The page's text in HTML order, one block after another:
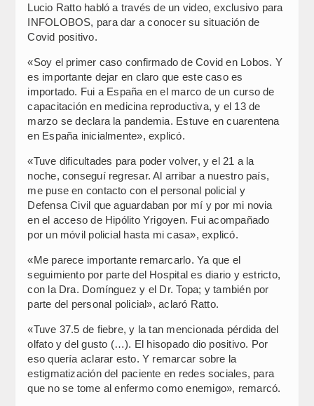
Lucio Ratto habló a través de un video, exclusivo para
INFOLOBOS, para dar a conocer su situación de
Covid positivo.
«Soy el primer caso confirmado de Covid en Lobos. Y
es importante dejar en claro que este caso es
importado. Fui a España en el marco de un curso de
capacitación en medicina reproductiva, y el 13 de
marzo se declara la pandemia. Estuve en cuarentena
en España inicialmente», explicó.
«Tuve dificultades para poder volver, y el 21 a la
noche, conseguí regresar. Al arribar a nuestro país,
me puse en contacto con el personal policial y
Defensa Civil que aguardaban por mí y por mi novia
en el acceso de Hipólito Yrigoyen. Fui acompañado
por un móvil policial hasta mi casa», explicó.
«Me parece importante remarcarlo. Ya que el
seguimiento por parte del Hospital es diario y estricto,
con la Dra. Domínguez y el Dr. Topa; y también por
parte del personal policial», aclaró Ratto.
«Tuve 37.5 de fiebre, y la tan mencionada pérdida del
olfato y del gusto (…). El hisopado dio positivo. Por
eso quería aclarar esto. Y remarcar sobre la
estigmatización del paciente en redes sociales, para
que no se tome al enfermo como enemigo», remarcó.